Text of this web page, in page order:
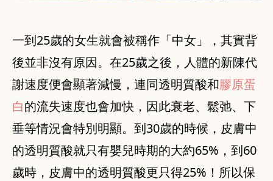
一到25歲的女生就會被稱作「中女」，其實背
後並非沒有原因。在25歲之後，人體的新陳代
謝速度便會顯著減慢，連同透明質酸和膠原蛋
白的流失速度也會加快，因此衰老、鬆弛、下
垂等情況會特別明顯。到30歲的時候，皮膚中
的透明質酸就只有嬰兒時期的大約65%，到60
歲時，皮膚中的透明質酸更只得25%！所以保